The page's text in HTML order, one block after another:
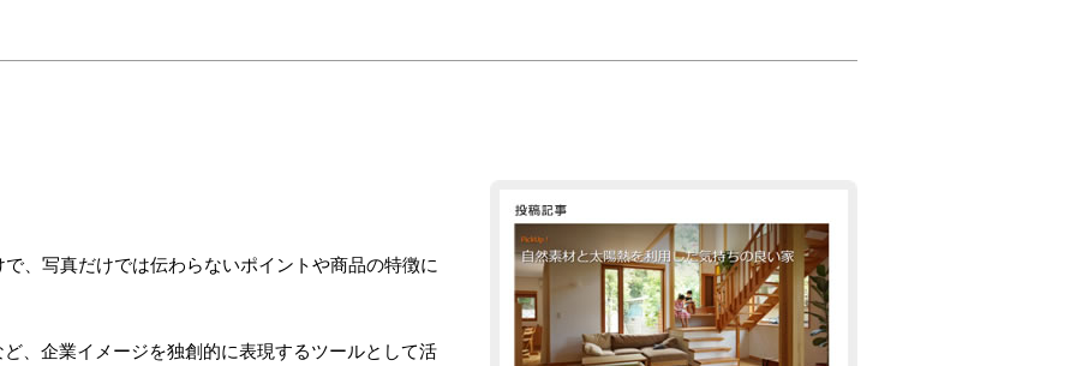
、写真だけでは伝わらないポイントや商品の特徴に
、企業イメージを独創的に表現するツールとして活